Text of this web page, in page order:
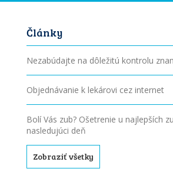
Články
Nezabúdajte na dôležitú kontrolu
Objednávanie k lekárovi cez internet
Bolí Vás zub? Ošetrenie u najlepších
nasledujúci deň
Zobraziť všetky